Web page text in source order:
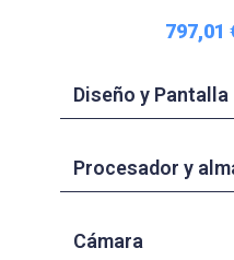
797,01
Diseño y Pantalla
Procesador y
Cámara